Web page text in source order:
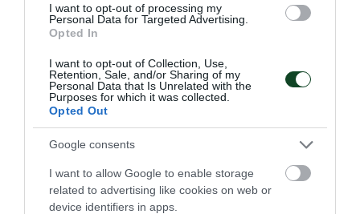
I want to opt-out of processing my
Personal Data for Targeted Advertising.
Opted In
I want to opt-out of Collection, Use,
Retention, Sale, and/or Sharing of my
Personal Data that Is Unrelated with the
Purposes for which it was collected.
Opted Out
Google consents
I want to allow Google to enable storage
related to advertising like cookies on web or
device identifiers in apps.
ΠΑΝΑΘΗΝΑΪΚΟΣ ΑΚΑ∆ΗΜΙΑ
ΓΕΡΜΑΝΙΑΣ
Το μέγεθος του Παναθηναϊκού είναι τεράστιο και έχει
ξεπεράσει προ πολλού τα στενά ελληνικά σύνορα. Είναι
χαρακτηριστικό το γεγονός πως υπάρχουν ομάδες που
δημιουργήθηκαν προς τιμήν του μεγαλύτερου Συλλόγου
και έχουν πάρει την ονομασία του.
08.08.2026 EΝ ΑΘΗΝΑΙΣ